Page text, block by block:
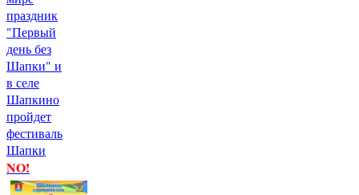
праздник
"Первый
день без
Шапки" и
в селе
Шапкино
пройдет
фестиваль
Шапки
NO!